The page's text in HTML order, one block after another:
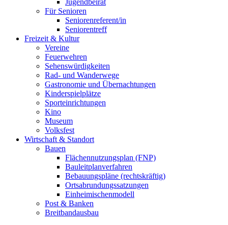
Jugendbeirat
Für Senioren
Seniorenreferent/in
Seniorentreff
Freizeit & Kultur
Vereine
Feuerwehren
Sehenswürdigkeiten
Rad- und Wanderwege
Gastronomie und Übernachtungen
Kinderspielplätze
Sporteinrichtungen
Kino
Museum
Volksfest
Wirtschaft & Standort
Bauen
Flächennutzungsplan (FNP)
Bauleitplanverfahren
Bebauungspläne (rechtskräftig)
Ortsabrundungssatzungen
Einheimischenmodell
Post & Banken
Breitbandausbau